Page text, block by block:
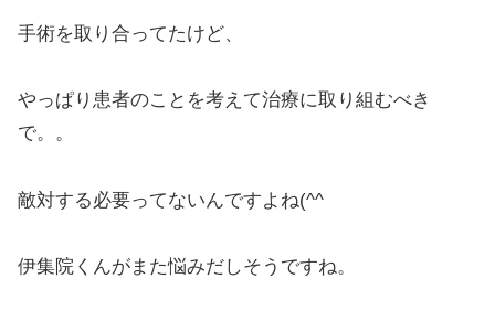
手術を取り合ってたけど、
やっぱり患者のことを考えて治療に取り組むべき
で。。
敵対する必要ってないんですよね(^^ゞ
伊集院くんがまた悩みだしそうですね。